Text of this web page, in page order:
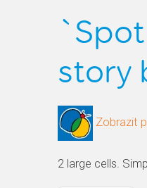
story
Zobrazit
2 large cells.